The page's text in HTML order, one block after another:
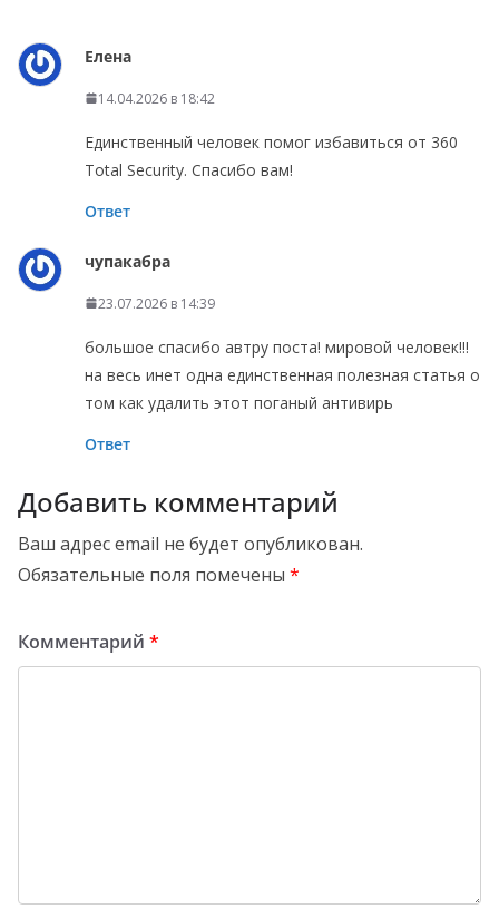
Елена
14.04.2026 в 18:42
Единственный человек помог избавиться от 360
Total Security. Спасибо вам!
Ответ
чупакабра
23.07.2026 в 14:39
большое спасибо автру поста! мировой человек!!!
на весь инет одна единственная полезная статья о
том как удалить этот поганый антивирь
Ответ
Добавить комментарий
Ваш адрес email не будет опубликован.
Обязательные поля помечены *
Комментарий *